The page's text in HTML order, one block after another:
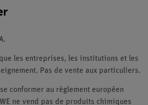
les entreprises, les institutions et les
Pas de vente aux particuliers.
conformer au règlement européen
ne vend pas de produits chimiques